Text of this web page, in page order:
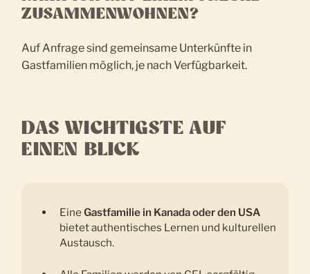
ZUSAMMENWOHNEN?
Auf Anfrage sind gemeinsame Unterkünfte in
Gastfamilien möglich, je nach Verfügbarkeit.
DAS WICHTIGSTE AUF
EINEN BLICK
EineGastfamilie in Kanada oder den USA
bietet authentisches Lernen und kulturellen
Austausch.